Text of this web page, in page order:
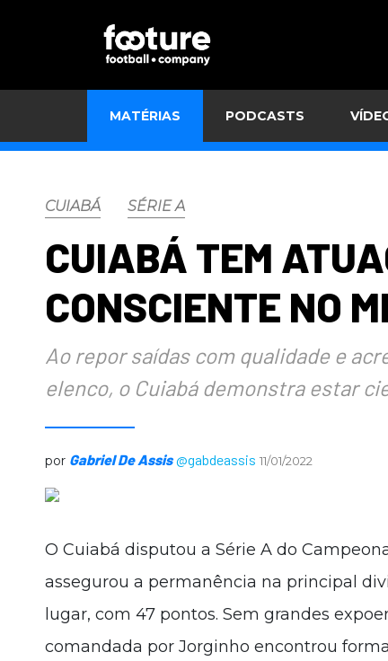
MATÉRIAS PODCASTS
CUIABÁ SÉRIE A
CUIABÁ TEM
CONSCIENTE NO
Ao repor saídas com qualidade e
elenco, o Cuiabá demonstra estar
por Gabriel De Assis @gabdeassis 11/01/2022
O Cuiabá disputou a Série A do
assegurou a permanência na principal
lugar, com 47 pontos. Sem grandes
comandada por Jorginho encontrou